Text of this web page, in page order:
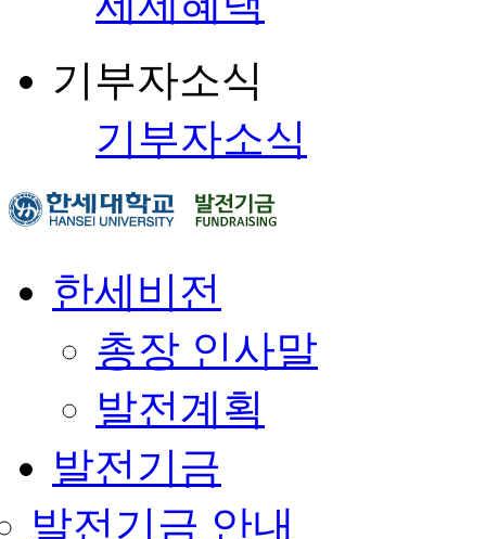
기부자소식
기부자소식
한세비전
총장 인사말
발전계획
발전기금
발전기금 안내